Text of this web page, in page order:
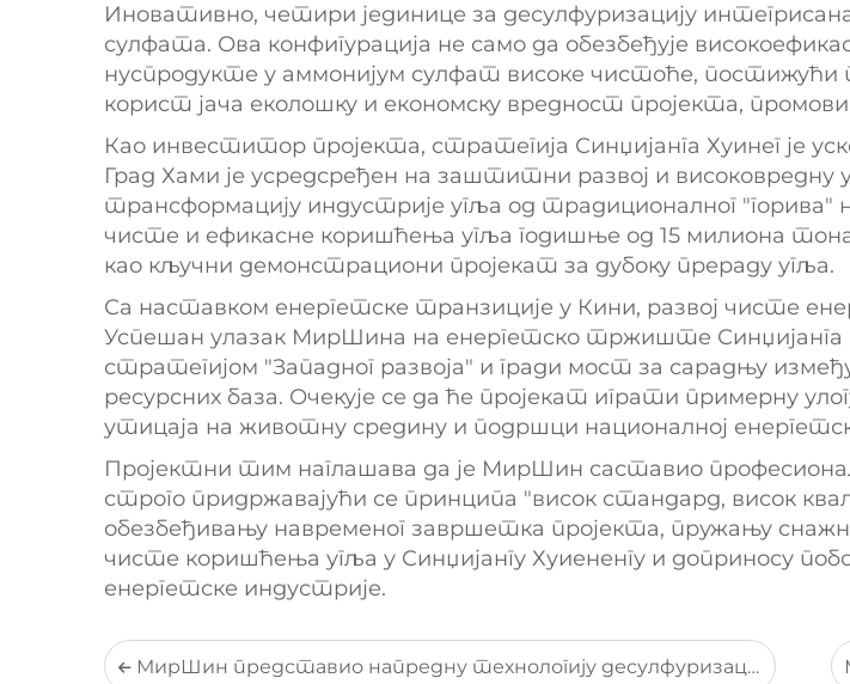
Иновативно, четири јединице за десулфуризацију
сулфата. Ова конфигурација не само да обезбеђује
нуспродукте у аммонијум сулфат високе чистоће, постижући
корист јача еколошку и економску вредност пројекта,
Као инвеститор пројекта, стратегија Синџијанга Хуинег је
Град Хами је усредсређен на заштитни развој и
трансформацију индустрије угља од традиционалног
чисте и ефикасне коришћења угља годишње од 15 милиона
као кључни демонстрациони пројекат за дубоку прераду угља.
Са наставком енергетске транзиције у Кини, развој чисте
Успешан улазак МирШина на енергетско тржиште Синџијанга
стратегијом "Западног развоја" и гради мост за сарадњу
ресурсних база. Очекује се да ће пројекат играти примерну
утицаја на животну средину и подршци националној
Пројектни тим наглашава да је МирШин саставио
строго придржавајући се принципа "висок стандард, висок
обезбеђивању навременог завршетка пројекта, пружању
чисте коришћења угља у Синџијангу Хуиененгу и доприносу
енергетске индустрије.
МирШин представио напредну технологију десулфуризације на бази ултрачисте амонијаке на конференцији Кине за нафтну и хемијску опрему 2025. године